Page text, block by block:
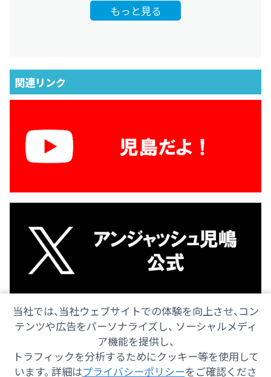
当社では、当社ウェブサイトでの体験を向上させ、コン
テンツや広告をパーソナライズし、 ソーシャルメディ
ア機能を提供し、
トラフィックを分析するためにクッキー等を使用して
います。 詳細はプライバシーポリシーをご確認くださ
もっと見る
関連リンク
会社情報 採用情報 ご意見・ご感想
防災情報